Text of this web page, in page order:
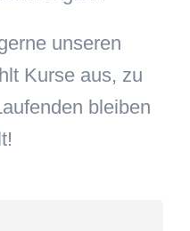
unseren
Kurse aus, zu
bleiben